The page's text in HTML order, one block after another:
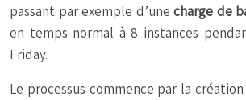
passant par exemple d’unecharge de
en temps normal à 8 instances
Friday.
Le processus commence par la